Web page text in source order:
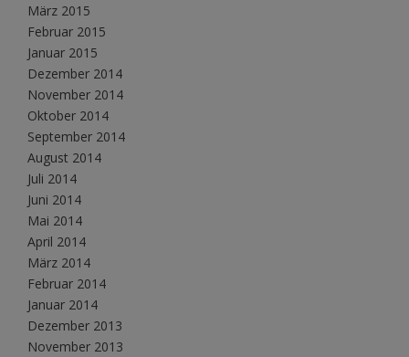
März 2015
Februar 2015
Januar 2015
Dezember 2014
November 2014
Oktober 2014
September 2014
August 2014
Juli 2014
Juni 2014
Mai 2014
April 2014
März 2014
Februar 2014
Januar 2014
Dezember 2013
November 2013